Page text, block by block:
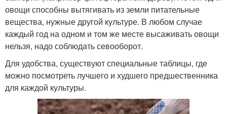
овощи способны вытягивать из земли питательные
вещества, нужные другой культуре. В любом случае
каждый год на одном и том же месте высаживать овощи
нельзя, надо соблюдать севооборот.
Для удобства, существуют специальные таблицы, где
можно посмотреть лучшего и худшего предшественника
для каждой культуры.